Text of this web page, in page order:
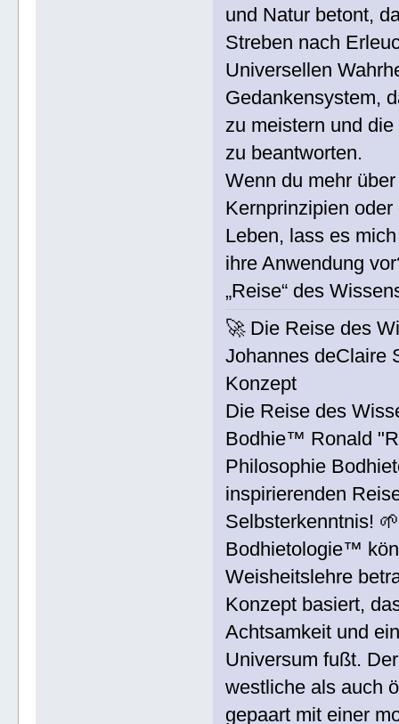
und Natur betont,
Streben nach
Universellen
Gedankensystem,
zu meistern und
zu beantworten.
Wenn du mehr
Kernprinzipien
Leben, lass es
ihre Anwendung
„Reise“ des
🚀 Die Reise des
Johannes
Konzept
Die Reise des
Bodhie™ Ronald
Philosophie
inspirierenden
Selbsterkenntnis! 🌱
Bodhietologie™
Weisheitslehre
Konzept basiert,
Achtsamkeit und
Universum fußt.
westliche als auch
gepaart mit einer